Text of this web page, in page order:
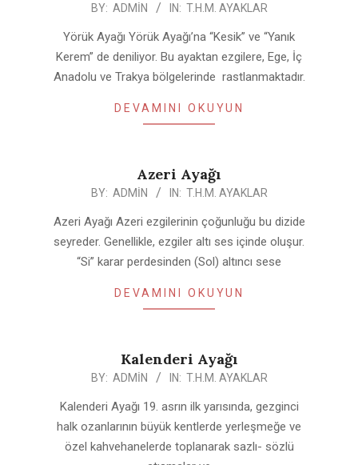
BY: ADMIN IN: T.H.M. AYAKLAR
Yörük Ayağı Yörük Ayağı’na “Kesik” ve “Yanık
Kerem” de deniliyor. Bu ayaktan ezgilere, Ege, İç
Anadolu ve Trakya bölgelerinde rastlanmaktadır.
DEVAMINI OKUYUN
Azeri Ayağı
BY: ADMIN IN: T.H.M. AYAKLAR
Azeri Ayağı Azeri ezgilerinin çoğunluğu bu dizide
seyreder. Genellikle, ezgiler altı ses içinde oluşur.
“Si” karar perdesinden (Sol) altıncı sese
DEVAMINI OKUYUN
Kalenderi Ayağı
BY: ADMIN IN: T.H.M. AYAKLAR
Kalenderi Ayağı 19. asrın ilk yarısında, gezginci
halk ozanlarının büyük kentlerde yerleşmeğe ve
özel kahvehanelerde toplanarak sazlı- sözlü